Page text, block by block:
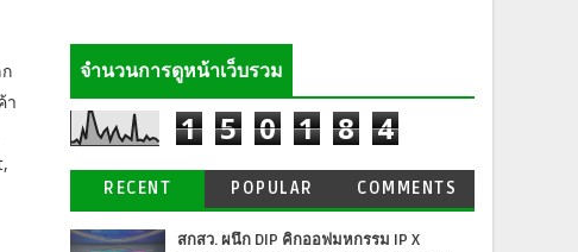
า
จำนวนการดูหน้าเว็บรวม
1 5 0 1 8 4
RECENT POPULAR COMMENTS
สกสว. ผนึก DIP คิกออฟมหกรรม IP X